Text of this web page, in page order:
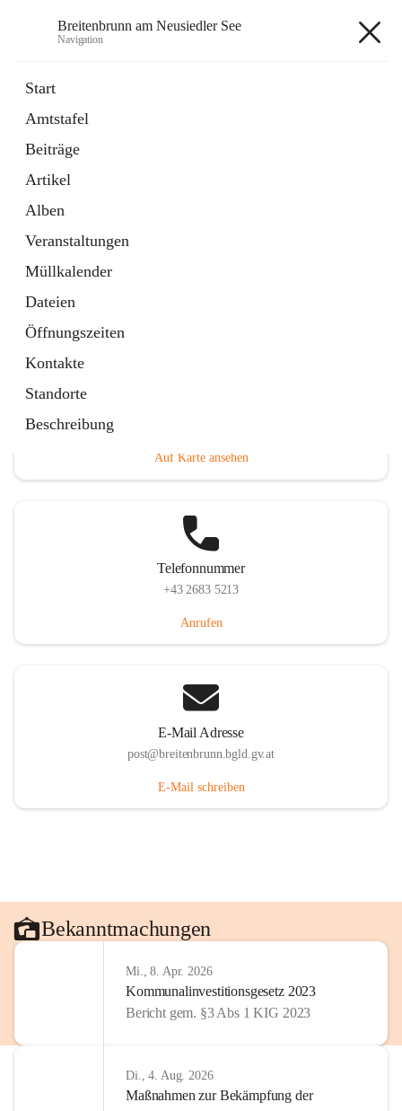
Breitenbrunn am Neusiedler See
Navigation
Start
Amtstafel
Beiträge
Artikel
Alben
Veranstaltungen
Müllkalender
Dateien
Öffnungszeiten
Kontakte
Standorte
Beschreibung
18 Schnellzugriffe
Gemeindeservice
Auf Karte ansehen
Telefonnummer
+43 2683 5213
Anrufen
E-Mail Adresse
post@breitenbrunn.bgld.gv.at
E-Mail schreiben
Bekanntmachungen
Mi., 8. Apr. 2026
Kommunalinvestitionsgesetz 2023
Bericht gem. §3 Abs 1 KIG 2023
Di., 4. Aug. 2026
Maßnahmen zur Bekämpfung der